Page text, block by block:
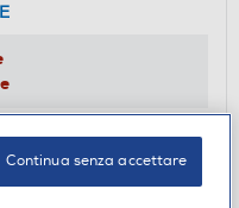
Continua senza accettare